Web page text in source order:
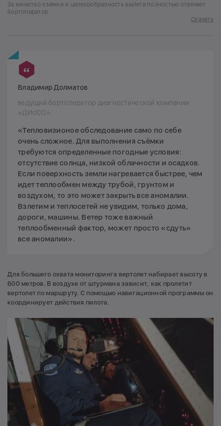
За качество съемки и целесообразность вылета полностью отвечает
бортоператор
Скачать
Владимир Долматов
ведущий бортоператор диагностической компании
«ДИсСО»
«Тепловизионое обследование само по себе
очень сложное. Для выполнения съёмки
требуются определенные погодные условия:
отсутствие солнца, низкой облачности и осадков.
Если поверхность земли нагревается быстрее, чем
идет теплообмен между трубой, грунтом и
воздухом, то это может закрыть все аномалии.
Взлетим и теплосетей не увидим, только дома,
дороги, машины. Ветер тоже важный
теплообменный фактор, может просто «сдуть»
все аномалии».
Для большего охвата мониторинга вертолет набирает высоту в
600 метров. В воздухе от штурмана зависит, как пролетит
вертолет по маршруту. С помощью навигационной программы он
координирует действия пилота.